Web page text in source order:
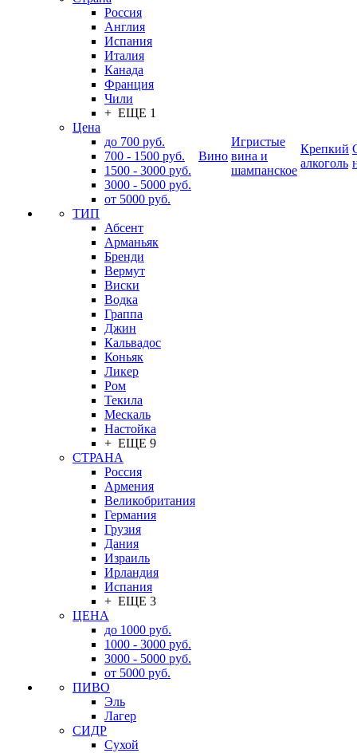
Россия
Англия
Испания
Италия
Канада
Франция
Чили
+ ЕЩЕ 1
Цена
до 700 руб.
700 - 1500 руб.
1500 - 3000 руб.
3000 - 5000 руб.
от 5000 руб.
ТИП
Абсент
Арманьяк
Бренди
Вермут
Виски
Водка
Граппа
Джин
Кальвадос
Коньяк
Ликер
Ром
Текила
Мескаль
Настойка
+ ЕЩЕ 9
СТРАНА
Россия
Армения
Великобритания
Германия
Грузия
Дания
Израиль
Ирландия
Испания
+ ЕЩЕ 3
ЦЕНА
до 1000 руб.
1000 - 3000 руб.
3000 - 5000 руб.
от 5000 руб.
ПИВО
Эль
Лагер
СИДР
Сухой
Вино
Игристые
вина и
шампанское
Крепкий
алкоголь